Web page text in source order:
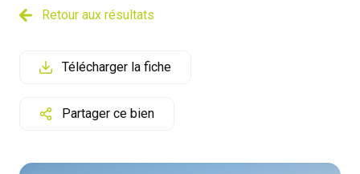
Vacances
annuelles
ventes
Retour aux résultats
Télécharger la fiche
Partager ce bien